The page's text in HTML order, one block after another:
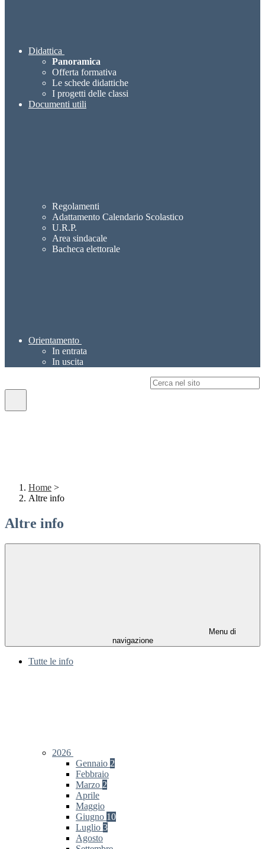
Didattica
Panoramica
Offerta formativa
Le schede didattiche
I progetti delle classi
Documenti utili
Regolamenti
Adattamento Calendario Scolastico
U.R.P.
Area sindacale
Bacheca elettorale
Orientamento
In entrata
In uscita
Home >
Altre info
Altre info
Menu di
navigazione
Tutte le info
2026
Gennaio 2
Febbraio
Marzo 2
Aprile
Maggio
Giugno 10
Luglio 3
Agosto